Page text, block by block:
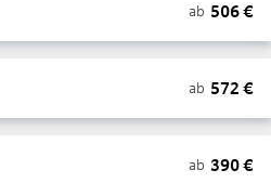
ab 506€
ab 572 €
ab 390€